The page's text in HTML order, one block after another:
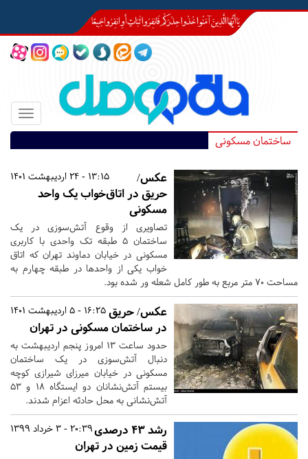
Toggle
ساختمان مسکونی
13:15 - 24 اردیبهشت 1401
عکس/
حریق در اتاق‌خواب یک واحد
مسکونی
تصاویری از وقوع آتش‌سوزی در یک
ساختمان ۵ طبقه تک واحدی با کاربری
مسکونی در خیابان دماوند تهران که اتاق
خواب یکی از واحدها در طبقه چهارم به
مساحت ۷۰ متر مربع به طور کامل شعله ور شده بود.
16:25 - 5 اردیبهشت 1401 عکس/ حریق
در ساختمان مسکونی در تهران
حدود ساعت ۱۳ امروز پنجم اردیبهشت به
دنبال آتش‌سوزی در یک ساختمان
مسکونی در خیابان میرزای شیرازی کوچه
بیستم آتش‌نشانان دو ایستگاه ۱۸ و ۵۳
آتش‌نشانی به محل حادثه اعزام شدند.
20:39 - 3 خرداد 1399رشد ۴۳ درصدی
قیمت زمین در تهران